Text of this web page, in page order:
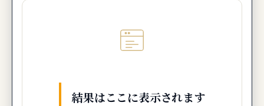
結果はここに表示されます